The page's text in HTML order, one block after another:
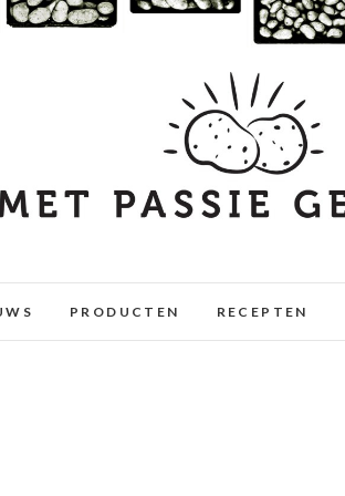
PRODUCTEN RECEPTEN